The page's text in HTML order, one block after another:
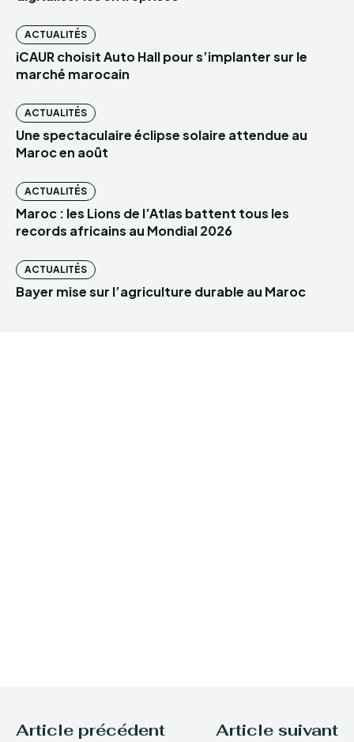
ACTUALITÉS
iCAUR choisit Auto Hall pour s’implanter sur le
marché marocain
ACTUALITÉS
Une spectaculaire éclipse solaire attendue au
Maroc en août
ACTUALITÉS
Maroc : les Lions de l’Atlas battent tous les
records africains au Mondial 2026
ACTUALITÉS
Bayer mise sur l’agriculture durable au Maroc
Article précédent Article suivant